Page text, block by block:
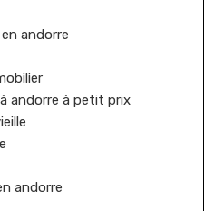
andorre
andorre à petit prix
andorre